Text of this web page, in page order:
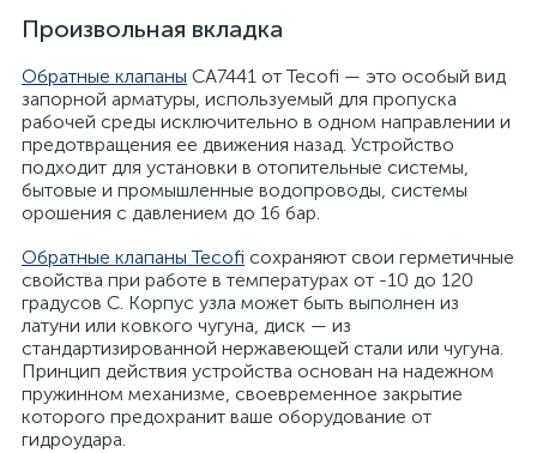
Произвольная вкладка
Обратные клапаны CA7441 от Tecofi — это особый вид
запорной арматуры, используемый для пропуска
рабочей среды исключительно в одном направлении и
предотвращения ее движения назад. Устройство
подходит для установки в отопительные системы,
бытовые и промышленные водопроводы, системы
орошения с давлением до 16 бар.
Обратные клапаны Tecofi сохраняют свои герметичные
свойства при работе в температурах от -10 до 120
градусов С. Корпус узла может быть выполнен из
латуни или ковкого чугуна, диск — из
стандартизированной нержавеющей стали или чугуна.
Принцип действия устройства основан на надежном
пружинном механизме, своевременное закрытие
которого предохранит ваше оборудование от
гидроудара.